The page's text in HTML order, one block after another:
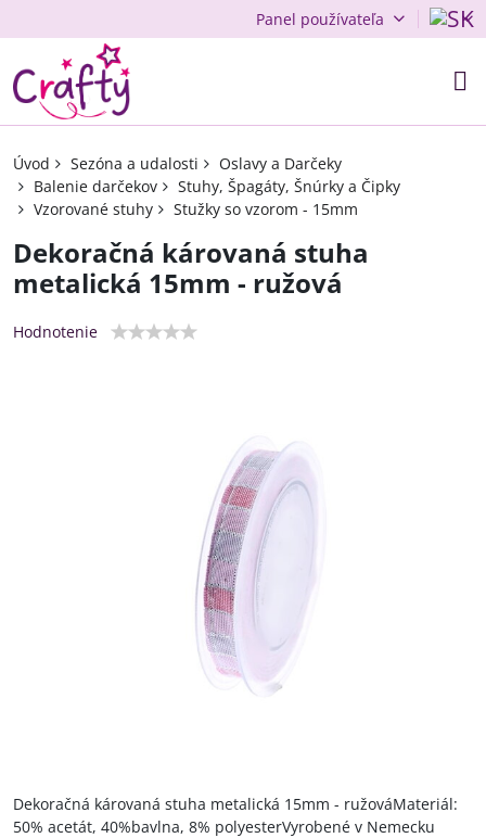
Panel používateľa
Úvod Sezóna a udalosti
Oslavy a Darčeky
Balenie darčekov
Stuhy, Špagáty, Šnúrky a Čipky
Vzorované stuhy
Stužky so vzorom - 15mm
Dekoračná károvaná stuha
metalická 15mm - ružová
Hodnotenie
Dekoračná károvaná stuha metalická 15mm - ružováMateriál:
50% acetát, 40%bavlna, 8% polyesterVyrobené v Nemecku